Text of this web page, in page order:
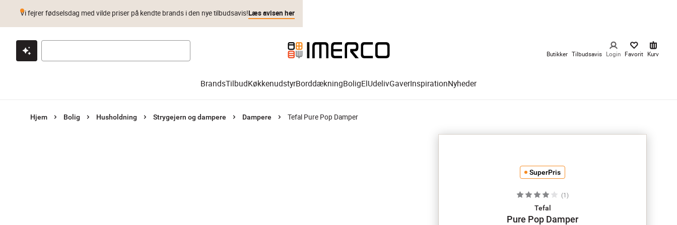
Klik & hent Byt i 1 år Prismatch
Vi fejrer fødselsdag med vilde priser på kendte brands i den nye tilbudsavis!Læs avisen her
Butikker Tilbudsavis Login Favorit Kurv
BrandsTilbudKøkkenudstyrBorddækningBoligElUdelivGaverInspirationNyheder
Hjem Bolig Husholdning Strygejern og dampere Dampere Tefal Pure Pop Damper
SuperPris
(1 )
Tefal
Pure Pop Damper